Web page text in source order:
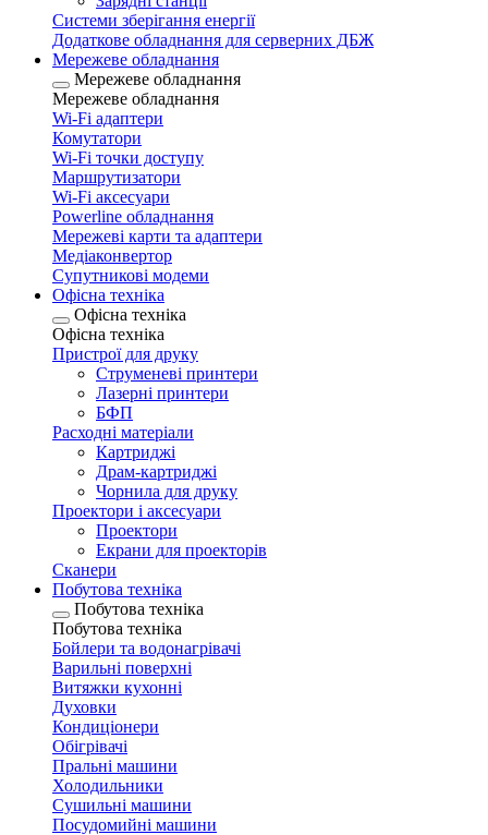
Системи зберігання енергії
Додаткове обладнання для серверних ДБЖ
Мережеве обладнання
Мережеве обладнання
Мережеве обладнання
Wi-Fi адаптери
Комутатори
Wi-Fi точки доступу
Маршрутизатори
Wi-Fi аксесуари
Рowerline обладнання
Мережеві карти та адаптери
Медіаконвертор
Супутникові модеми
Офісна техніка
Офісна техніка
Офісна техніка
Пристрої для друку
Струменеві принтери
Лазерні принтери
БФП
Расходні матеріали
Картриджі
Драм-картриджі
Чорнила для друку
Проектори і аксесуари
Проектори
Екрани для проекторів
Сканери
Побутова техніка
Побутова техніка
Побутова техніка
Бойлери та водонагрівачі
Варильні поверхні
Витяжки кухонні
Духовки
Кондиціонери
Обігрівачі
Пральні машини
Холодильники
Сушильні машини
Посудомийні машини